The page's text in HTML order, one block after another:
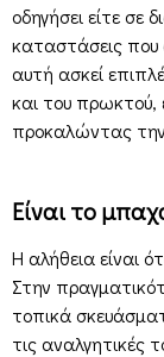
οδηγήσει είτε σε
καταστάσεις που
αυτή ασκεί
και του πρωκτού,
προκαλώντας
Είναι το
Η αλήθεια είναι
Στην
τοπικά
τις αναλγητικές